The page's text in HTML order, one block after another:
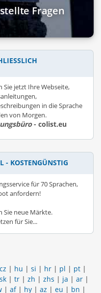
Fragen
M
Sie jetzt Ihre Webseite,
in die Sprache
von Morgen.
- colist.eu
- KOSTENGÜNSTIG
für 70 Sprachen,
anfordern!
Sie neue Märkte.
für Sie...
cz | hu | si | hr | pl | pt |
sk | tr | zh | zhs | ja | ar |
| af| hy | az | eu | bn |